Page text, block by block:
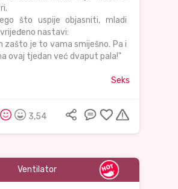
što uspije objasniti, mladi
nastavi:
zašto je to vama smiješno. Pa i
ovaj tjedan već dvaput pala!"
Seks
3,54
Ventilator